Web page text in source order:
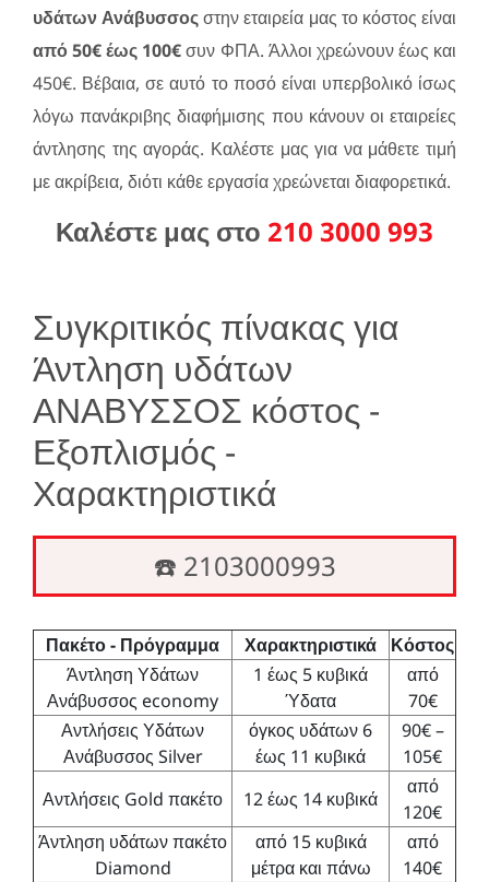
υδάτων Ανάβυσσοςστην εταιρεία μας το κόστος είναι
από 50€ έως 100€συν ΦΠΑ. Άλλοι χρεώνουν έως και
450€. Βέβαια, σε αυτό το ποσό είναι υπερβολικό ίσως
λόγω πανάκριβης διαφήμισης που κάνουν οι εταιρείες
άντλησης της αγοράς. Καλέστε μας για να μάθετε τιμή
με ακρίβεια, διότι κάθε εργασία χρεώνεται διαφορετικά.
Καλέστε μας στο 210 3000 993
Συγκριτικός πίνακας για
Άντληση υδάτων
ΑΝΑΒΥΣΣΟΣ κόστος -
Εξοπλισμός -
Χαρακτηριστικά
☎️ 2103000993
Πακέτο - Πρόγραμμα Χαρακτηριστικά
Κόστος
Άντληση Υδάτων
Ανάβυσσος economy
1 έως 5 κυβικά
Ύδατα
από
70€
Αντλήσεις Υδάτων
Ανάβυσσος Silver
όγκος υδάτων 6
έως 11 κυβικά
90€ –
105€
Αντλήσεις Gold πακέτο
12 έως 14 κυβικά
από
120€
Άντληση υδάτων πακέτο
Diamond
από 15 κυβικά
μέτρα και πάνω
από
140€